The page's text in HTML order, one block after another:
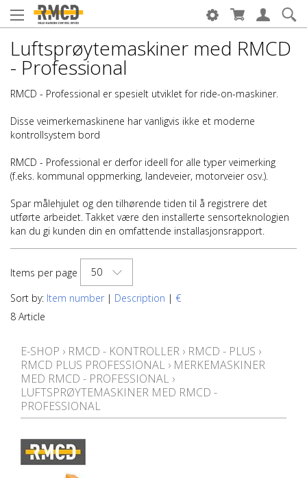
Luftsprøytemaskiner med RMCD
- Professional
RMCD - Professional er spesielt utviklet for ride-on-maskiner.
Disse veimerkemaskinene har vanligvis ikke et moderne
kontrollsystem bord
RMCD - Professional er derfor ideell for alle typer veimerking
(f.eks. kommunal oppmerking, landeveier, motorveier osv.).
Spar målehjulet og den tilhørende tiden til å registrere det
utførte arbeidet. Takket være den installerte sensorteknologien
kan du gi kunden din en omfattende installasjonsrapport.
Items per page
50
Sort by: Item number | Description | €
8 Article
E-SHOP › RMCD - KONTROLLER › RMCD - PLUS ›
RMCD PLUS PROFESSIONAL › MERKEMASKINER
MED RMCD - PROFESSIONAL ›
LUFTSPRØYTEMASKINER MED RMCD -
PROFESSIONAL